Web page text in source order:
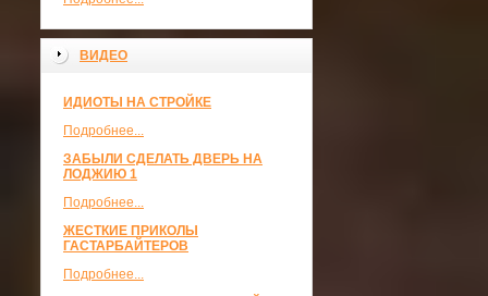
ВИДЕО
ИДИОТЫ НА СТРОЙКЕ
Подробнее...
ЗАБЫЛИ СДЕЛАТЬ ДВЕРЬ НА
ЛОДЖИЮ 1
Подробнее...
ЖЕСТКИЕ ПРИКОЛЫ
ГАСТАРБАЙТЕРОВ
Подробнее...